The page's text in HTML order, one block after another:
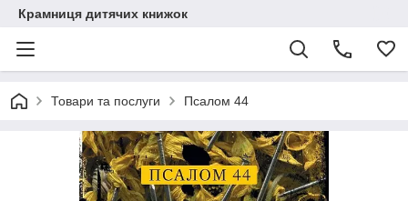
Крамниця дитячих книжок
Товари та послуги Псалом 44